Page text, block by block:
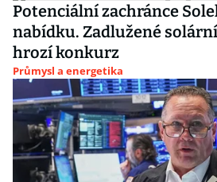
Potenciální zachránce
nabídku. Zadlužené
hrozí konkurz
Průmysl a energetika